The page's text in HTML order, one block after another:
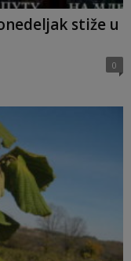
stiže u
0